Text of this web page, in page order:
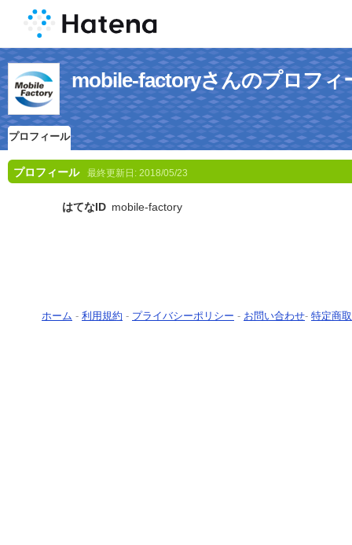
mobile-factoryさんのプロフィ
プロフィール
プロフィール 最終更新日: 2018/05/23
はてなID mobile-factory
ホーム - 利用規約 - プライバシーポリシー - お問い合わせ- 特定商